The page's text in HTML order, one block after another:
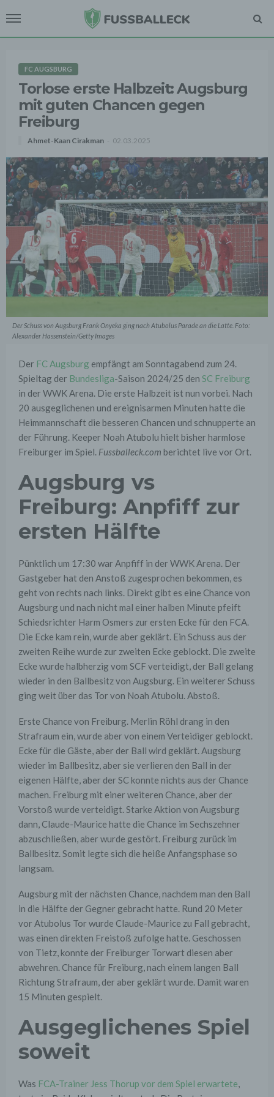
FC AUGSBURG
Torlose erste Halbzeit: Augsburg
mit guten Chancen gegen
Freiburg
Ahmet-Kaan Cirakman 02.03.2025
Der Schuss von Augsburg Frank Onyeka ging nach Atubolus Parade an die Latte. Foto:
Alexander Hassenstein/Getty Images
Der FC Augsburg empfängt am Sonntagabend zum 24.
Spieltag der Bundesliga-Saison 2024/25 den SC Freiburg
in der WWK Arena. Die erste Halbzeit ist nun vorbei. Nach
20 ausgeglichenen und ereignisarmen Minuten hatte die
Heimmannschaft die besseren Chancen und schnupperte an
der Führung. Keeper Noah Atubolu hielt bisher harmlose
Freiburger im Spiel. Fussballeck.com berichtet live vor Ort.
Augsburg vs
Freiburg: Anpfiff zur
ersten Hälfte
Pünktlich um 17:30 war Anpfiff in der WWK Arena. Der
Gastgeber hat den Anstoß zugesprochen bekommen, es
geht von rechts nach links. Direkt gibt es eine Chance von
Augsburg und nach nicht mal einer halben Minute pfeift
Schiedsrichter Harm Osmers zur ersten Ecke für den FCA.
Die Ecke kam rein, wurde aber geklärt. Ein Schuss aus der
zweiten Reihe wurde zur zweiten Ecke geblockt. Die zweite
Ecke wurde halbherzig vom SCF verteidigt, der Ball gelang
wieder in den Ballbesitz von Augsburg. Ein weiterer Schuss
ging weit über das Tor von Noah Atubolu. Abstoß.
Erste Chance von Freiburg. Merlin Röhl drang in den
Strafraum ein, wurde aber von einem Verteidiger geblockt.
Ecke für die Gäste, aber der Ball wird geklärt. Augsburg
wieder im Ballbesitz, aber sie verlieren den Ball in der
eigenen Hälfte, aber der SC konnte nichts aus der Chance
machen. Freiburg mit einer weiteren Chance, aber der
Vorstoß wurde verteidigt. Starke Aktion von Augsburg
dann, Claude-Maurice hatte die Chance im Sechszehner
abzuschließen, aber wurde gestört. Freiburg zurück im
Ballbesitz. Somit legte sich die heiße Anfangsphase so
langsam.
Augsburg mit der nächsten Chance, nachdem man den Ball
in die Hälfte der Gegner gebracht hatte. Rund 20 Meter
vor Atubolus Tor wurde Claude-Maurice zu Fall gebracht,
was einen direkten Freistoß zufolge hatte. Geschossen
von Tietz, konnte der Freiburger Torwart diesen aber
abwehren. Chance für Freiburg, nach einem langen Ball
Richtung Strafraum, der aber geklärt wurde. Damit waren
15 Minuten gespielt.
Ausgeglichenes Spiel
soweit
Was FCA-Trainer Jess Thorup vor dem Spiel erwartete,